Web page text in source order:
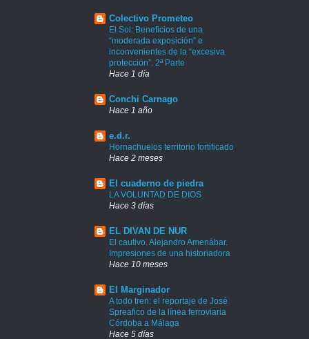
Colectivo Prometeo
El Sol: Beneficios de una
“moderada exposición” e
inconvenientes de la “excesiva
protección”. 2ª Parte
Hace 1 día
Conchi Carnago
Hace 1 año
e.d.r.
Hornachuelos territorio fortificado
Hace 2 meses
El cuaderno de piedra
LA VOLUNTAD DE DIOS
Hace 3 días
EL DIVAN DE NUR
El cautivo. Alejandro Amenábar.
Impresiones de una historiadora
Hace 10 meses
El Marginador
A todo tren: el reportaje de José
Spreafico de la línea ferroviaria
Córdoba a Málaga
Hace 5 días